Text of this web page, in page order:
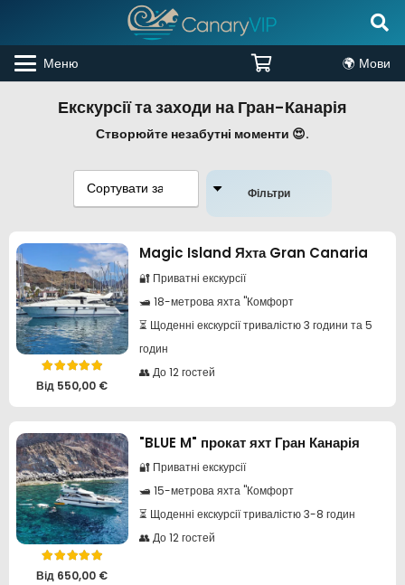
Меню 🌍 Мови
Екскурсії та заходи на Гран-Канарія
Створюйте незабутні моменти 😍.
Фільтри
Оцінено в 5.00з 5
Від 550,00 €
Magic Island Яхта Gran Canaria
🔐 Приватні екскурсії
🛥️ 18-метрова яхта "Комфорт
⏳ Щоденні екскурсії тривалістю 3 години та 5
годин
👥 До 12 гостей
Оцінено в
Від 650,00 €
"BLUE M" прокат яхт Гран Канарія
🔐 Приватні екскурсії
🛥️ 15-метрова яхта "Комфорт
⏳ Щоденні екскурсії тривалістю 3-8 годин
👥 До 12 гостей